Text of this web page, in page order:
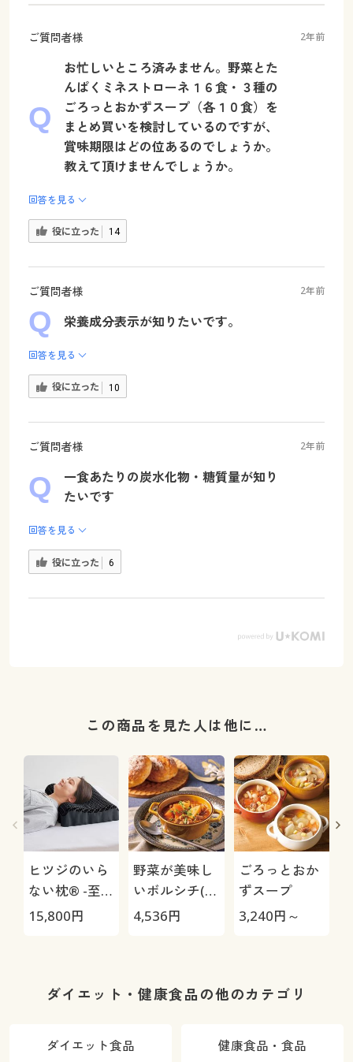
ご質問者様 2年前
お忙しいところ済みません。野菜とた
んぱくミネストローネ１６食・３種の
ごろっとおかずスープ（各１０食）を
まとめ買いを検討しているのですが、
賞味期限はどの位あるのでしょうか。
教えて頂けませんでしょうか。
回答を見る
役に立った 14
ご質問者様 2年前
栄養成分表示が知りたいです。
回答を見る
役に立った 10
ご質問者様 2年前
一食あたりの炭水化物・糖質量が知り
たいです
回答を見る
役に立った 6
この商品を見た人は他に…
ヒツジのいら
ない枕® -至
極-
15,800円
野菜が美味し
いボルシチ(7
袋セット)
4,536円
ごろっとおか
ずスープ
3,240円～
ダイエット・健康食品の他のカテゴリ
ダイエット食品 健康食品・食品